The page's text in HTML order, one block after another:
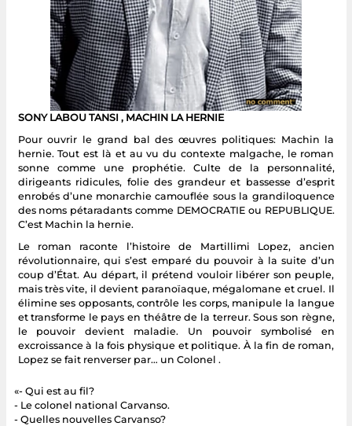
SONY LABOU TANSI , MACHIN LA HERNIE
Pour ouvrir le grand bal des œuvres politiques: Machin la
hernie. Tout est là et au vu du contexte malgache, le roman
sonne comme une prophétie. Culte de la personnalité,
dirigeants ridicules, folie des grandeur et bassesse d’esprit
enrobés d’une monarchie camouflée sous la grandiloquence
des noms pétaradants comme DEMOCRATIE ou REPUBLIQUE.
C’est Machin la hernie.
Le roman raconte l’histoire de Martillimi Lopez, ancien
révolutionnaire, qui s’est emparé du pouvoir à la suite d’un
coup d’État. Au départ, il prétend vouloir libérer son peuple,
mais très vite, il devient paranoïaque, mégalomane et cruel. Il
élimine ses opposants, contrôle les corps, manipule la langue
et transforme le pays en théâtre de la terreur. Sous son règne,
le pouvoir devient maladie. Un pouvoir symbolisé en
excroissance à la fois physique et politique. À la fin de roman,
Lopez se fait renverser par… un Colonel .
«- Qui est au fil?
- Le colonel national Carvanso.
- Quelles nouvelles Carvanso?